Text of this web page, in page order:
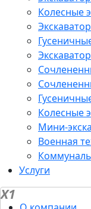
Колесные
Колесные
Мини-
Военная
Услуги
X1